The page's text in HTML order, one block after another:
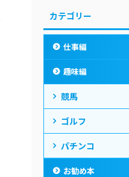
カテゴリー
仕事編
趣味編
競馬
ゴルフ
パチンコ
お勧め本